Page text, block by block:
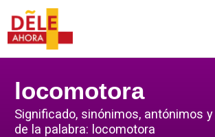
locomotora
Significado, sinónimos, antónimos
de la palabra: locomotora